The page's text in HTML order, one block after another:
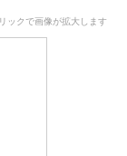
ックで画像が拡大します